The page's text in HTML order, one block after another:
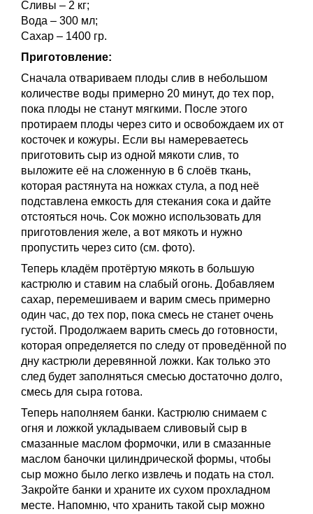
Сливы – 2 кг;
Вода – 300 мл;
Сахар – 1400 гр.
Приготовление:
Сначала отвариваем плоды слив в небольшом
количестве воды примерно 20 минут, до тех пор,
пока плоды не станут мягкими. После этого
протираем плоды через сито и освобождаем их от
косточек и кожуры. Если вы намереваетесь
приготовить сыр из одной мякоти слив, то
выложите её на сложенную в 6 слоёв ткань,
которая растянута на ножках стула, а под неё
подставлена емкость для стекания сока и дайте
отстояться ночь. Сок можно использовать для
приготовления желе, а вот мякоть и нужно
пропустить через сито (см. фото).
Теперь кладём протёртую мякоть в большую
кастрюлю и ставим на слабый огонь. Добавляем
сахар, перемешиваем и варим смесь примерно
один час, до тех пор, пока смесь не станет очень
густой. Продолжаем варить смесь до готовности,
которая определяется по следу от проведённой по
дну кастрюли деревянной ложки. Как только это
след будет заполняться смесью достаточно долго,
смесь для сыра готова.
Теперь наполняем банки. Кастрюлю снимаем с
огня и ложкой укладываем сливовый сыр в
смазанные маслом формочки, или в смазанные
маслом баночки цилиндрической формы, чтобы
сыр можно было легко извлечь и подать на стол.
Закройте банки и храните их сухом прохладном
месте. Напомню, что хранить такой сыр можно